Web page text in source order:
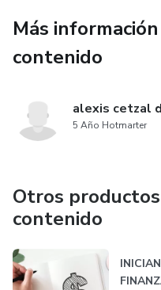
Más
contenido
alexis cetzal
5 Año Hotmarter
Otros
contenido